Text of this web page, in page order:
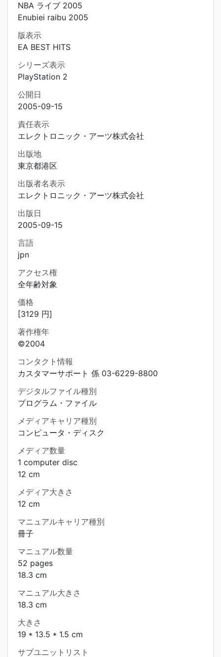
NBA ライブ 2005
Enubiei raibu 2005
版表示
EA BEST HITS
シリーズ表示
PlayStation 2
公開日
2005-09-15
責任表示
エレクトロニック・アーツ株式会社
出版地
東京都港区
出版者名表示
エレクトロニック・アーツ株式会社
出版日
2005-09-15
言語
jpn
アクセス権
全年齢対象
価格
[3129 円]
著作権年
©2004
コンタクト情報
カスタマーサポート 係 03-6229-8800
デジタルファイル種別
プログラム・ファイル
メディアキャリア種別
コンピュータ・ディスク
メディア数量
1 computer disc
12 cm
メディア大きさ
12 cm
マニュアルキャリア種別
冊子
マニュアル数量
52 pages
18.3 cm
マニュアル大きさ
18.3 cm
大きさ
19 * 13.5 * 1.5 cm
サブユニットリスト